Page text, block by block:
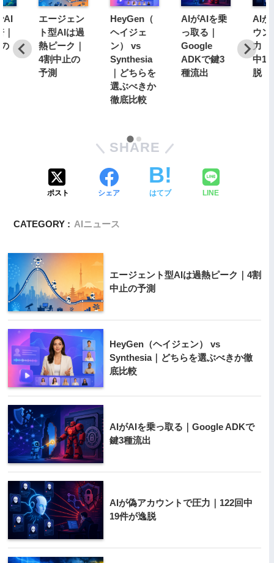
AI
エージェン
ト型AIは過
熱ピーク｜
4割中止の
予測
HeyGen（
ヘイジェ
ン） vs
Synthesia
｜どちらを
選ぶべきか
徹底比較
AIがAIを乗
っ取る｜
Google
ADKで鍵3
種流出
AIが
ウン
力｜
中19
脱
SHARE
ポスト シェア はてブ LINE
CATEGORY : AIニュース
エージェント型AIは過熱ピーク｜4割
中止の予測
HeyGen（ヘイジェン） vs
Synthesia｜どちらを選ぶべきか徹
底比較
AIがAIを乗っ取る｜Google ADKで
鍵3種流出
AIが偽アカウントで圧力｜122回中
19件が逸脱